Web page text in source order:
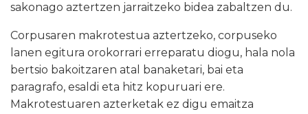
sakonago aztertzen jarraitzeko bidea zabaltzen du.
Corpusaren makrotestua aztertzeko, corpuseko
lanen egitura orokorrari erreparatu diogu, hala nola
bertsio bakoitzaren atal banaketari, bai eta
paragrafo, esaldi eta hitz kopuruari ere.
Makrotestuaren azterketak ez digu emaitza